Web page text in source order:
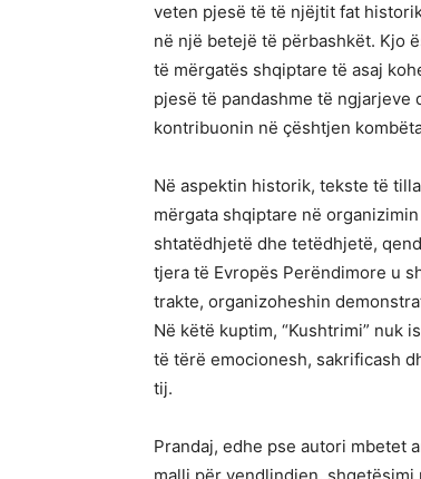
veten pjesë të të njëjtit fat
në një betejë të përbashkët. Kjo
të mërgatës shqiptare të asaj
pjesë të pandashme të
kontribuonin në çështjen
Në aspektin historik, tekste të
mërgata shqiptare në
shtatëdhjetë dhe tetëdhjetë,
tjera të Evropës Perëndimore u
trakte, organizoheshin
Në këtë kuptim, “Kushtrimi” nuk
të tërë emocionesh, sakrificash
tij.
Prandaj, edhe pse autori mbetet